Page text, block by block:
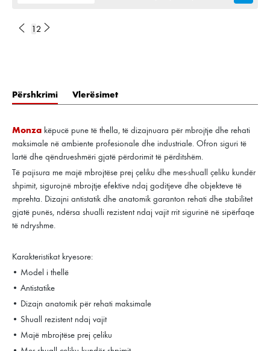
1 2
Përshkrimi Vlerësimet
Monza këpucë pune të thella, të dizajnuara për mbrojtje dhe rehati
maksimale në ambiente profesionale dhe industriale. Ofron siguri të
lartë dhe qëndrueshmëri gjatë përdorimit të përditshëm.
Të pajisura me majë mbrojtëse prej çeliku dhe mes-shuall çeliku kundër
shpimit, sigurojnë mbrojtje efektive ndaj goditjeve dhe objekteve të
mprehta. Dizajni antistatik dhe anatomik garanton rehati dhe stabilitet
gjatë punës, ndërsa shualli rezistent ndaj vajit rrit sigurinë në sipërfaqe
të ndryshme.
Karakteristikat kryesore:
• Model i thellë
• Antistatike
• Dizajn anatomik për rehati maksimale
• Shuall rezistent ndaj vajit
• Majë mbrojtëse prej çeliku